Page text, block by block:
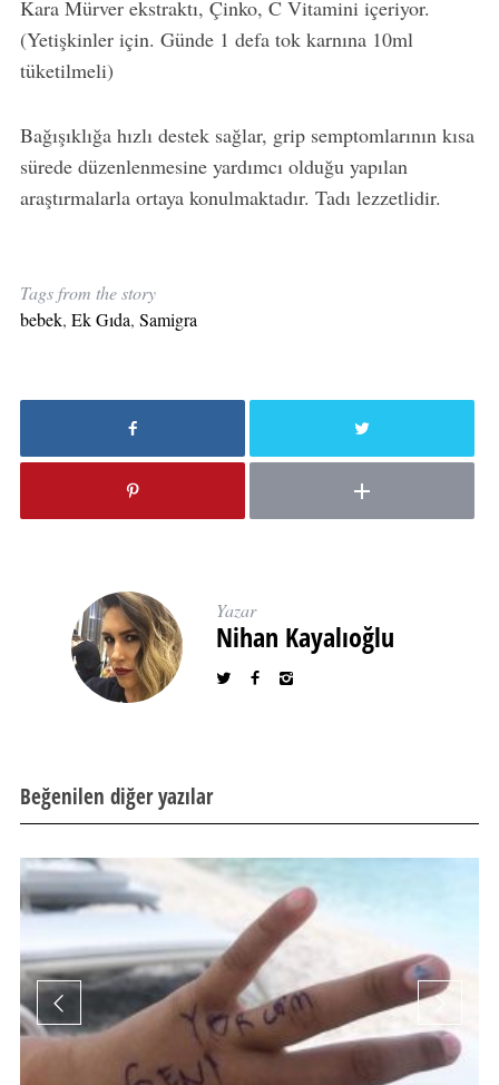
Kara Mürver ekstraktı, Çinko, C Vitamini içeriyor.
(Yetişkinler için. Günde 1 defa tok karnına 10ml
tüketilmeli)
Bağışıklığa hızlı destek sağlar, grip semptomlarının kısa
sürede düzenlenmesine yardımcı olduğu yapılan
araştırmalarla ortaya konulmaktadır. Tadı lezzetlidir.
Tags from the story
bebek, Ek Gıda, Samigra
Yazar
Nihan Kayalıoğlu
Beğenilen diğer yazılar